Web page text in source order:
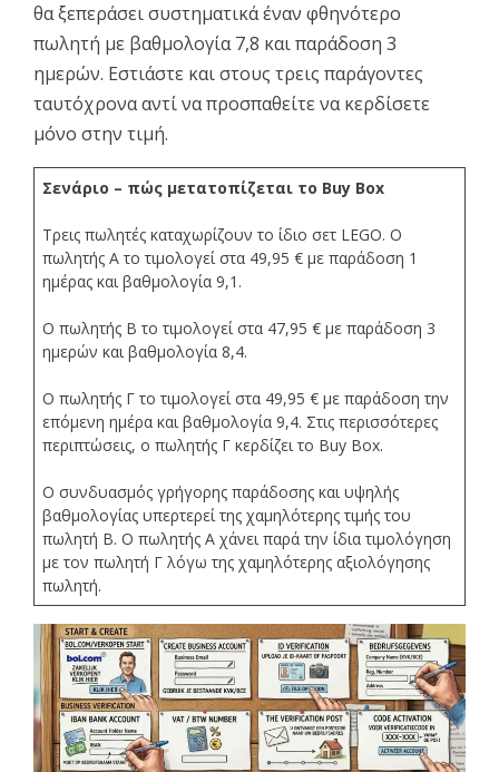
θα ξεπεράσει συστηματικά έναν φθηνότερο
πωλητή με βαθμολογία 7,8 και παράδοση 3
ημερών. Εστιάστε και στους τρεις παράγοντες
ταυτόχρονα αντί να προσπαθείτε να κερδίσετε
μόνο στην τιμή.
Σενάριο – πώς μετατοπίζεται το Buy Box
Τρεις πωλητές καταχωρίζουν το ίδιο σετ LEGO. Ο
πωλητής Α το τιμολογεί στα 49,95 € με παράδοση 1
ημέρας και βαθμολογία 9,1.
Ο πωλητής Β το τιμολογεί στα 47,95 € με παράδοση 3
ημερών και βαθμολογία 8,4.
Ο πωλητής Γ το τιμολογεί στα 49,95 € με παράδοση την
επόμενη ημέρα και βαθμολογία 9,4. Στις περισσότερες
περιπτώσεις, ο πωλητής Γ κερδίζει το Buy Box.
Ο συνδυασμός γρήγορης παράδοσης και υψηλής
βαθμολογίας υπερτερεί της χαμηλότερης τιμής του
πωλητή Β. Ο πωλητής Α χάνει παρά την ίδια τιμολόγηση
με τον πωλητή Γ λόγω της χαμηλότερης αξιολόγησης
πωλητή.